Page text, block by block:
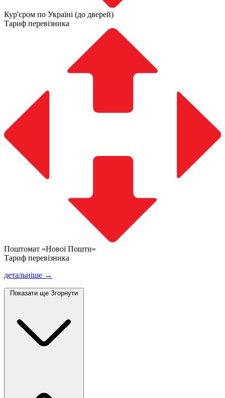
Кур'єром по Україні (до дверей)
Тариф перевізника
Поштомат «Нової Пошти»
Тариф перевізника
детальніше →
Показати ще Згорнути